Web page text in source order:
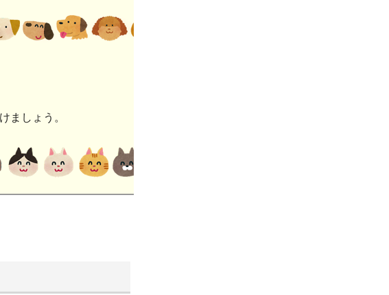
ましょう。